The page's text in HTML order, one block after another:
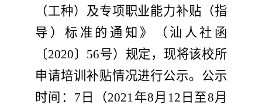
（工种）及专项职业能力补贴（指
导）标准 的通知》（汕人社函
〔2020〕 56号）规定，现将该校所
申请培训补贴情况进行公示。 公示
时间： 7 日（2021年8月 12 日至8月